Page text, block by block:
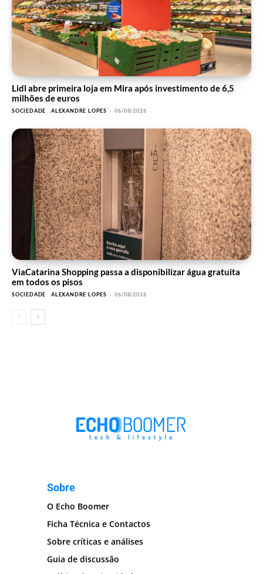
Lidl abre primeira loja em Mira após investimento de 6,5
milhões de euros
SOCIEDADE ALEXANDRE LOPES - 06/08/2026
ViaCatarina Shopping passa a disponibilizar água gratuita
em todos os pisos
SOCIEDADE ALEXANDRE LOPES - 06/08/2026
Sobre
O Echo Boomer
Ficha Técnica e Contactos
Sobre críticas e análises
Guia de discussão